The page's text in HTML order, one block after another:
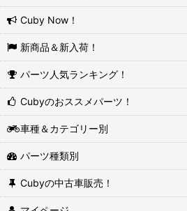
Cuby Now！
新商品＆新入荷！
パーツ人気ランキング！
Cubyのおススメパーツ！
車種＆カテゴリー別
パーツ種類別
Cubyの中古車販売！